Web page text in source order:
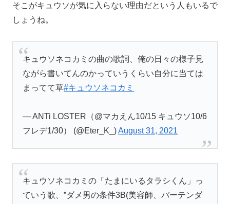
そこがキュウソが気に入らない理由だという人もいるで
しょうね。
キュウソネコカミの曲の歌詞、俺の日々の様子見
ながら書いてんのかっていうくらい自分に当ては
まってて草#キュウソネコカミ
— ANTi LOSTER（@マカえん10/15 キュウソ10/6
フレデ1/30） (@Eter_K_)August 31, 2021
キュウソネコカミの「たまにいるタラシくん」っ
ていう歌、”ダメ男の条件3B(美容師、バーテンダ